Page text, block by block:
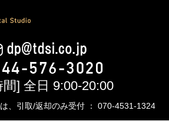
間] 全日 9:00-20:00
、引取/返却のみ受付 ： 070-4531-1324